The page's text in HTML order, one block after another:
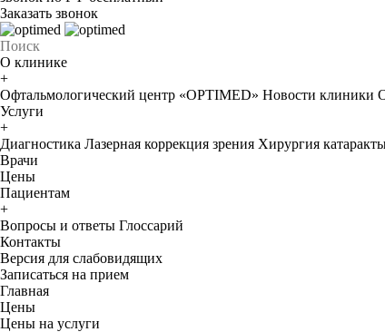
Заказать звонок
О клинике
+
Офтальмологический центр «OPTIMED» Новости клиники
Услуги
+
Диагностика Лазерная коррекция зрения Хирургия
Врачи
Цены
Пациентам
+
Вопросы и ответы Глоссарий
Контакты
Версия для слабовидящих
Записаться на прием
Главная
Цены
Цены на услуги